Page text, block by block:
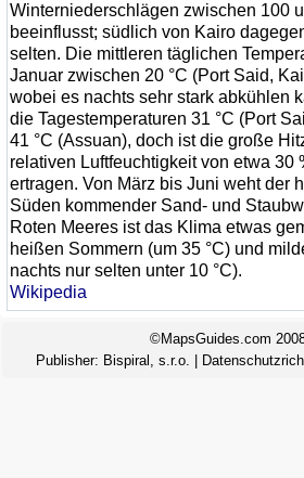
Winterniederschlägen zwischen 100
beeinflusst; südlich von Kairo
selten. Die mittleren täglichen
Januar zwischen 20 °C (Port Said,
wobei es nachts sehr stark abkühlen
die Tagestemperaturen 31 °C (Port
41 °C (Assuan), doch ist die große
relativen Luftfeuchtigkeit von etwa 30
ertragen. Von März bis Juni weht der
Süden kommender Sand- und
Roten Meeres ist das Klima etwas
heißen Sommern (um 35 °C) und
nachts nur selten unter 10 °C).
Wikipedia
©MapsGuides.com
Publisher: Bispiral, s.r.o.